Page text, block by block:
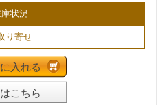
状況
り寄せ
入れる
こちら